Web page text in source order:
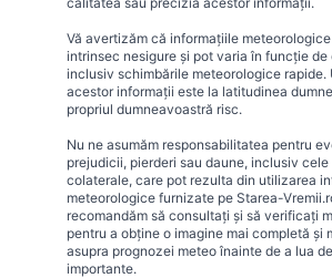
Vă avertizăm că informațiile
intrinsec nesigure și pot varia în funcție de
inclusiv schimbările meteorologice rapide.
acestor informații este la latitudinea
propriul dumneavoastră risc.
Nu ne asumăm responsabilitatea pentru
prejudicii, pierderi sau daune, inclusiv
colaterale, care pot rezulta din utilizarea
meteorologice furnizate pe Starea-
recomandăm să consultați și să verificați
pentru a obține o imagine mai completă și
asupra prognozei meteo înainte de a lua
importante.